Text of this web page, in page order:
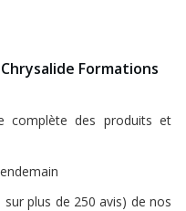
Formations
complète des produits et
plus de 250 avis) de nos